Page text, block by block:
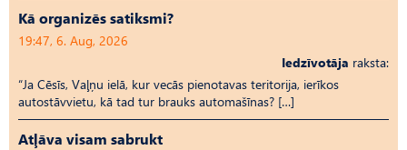
Kā organizēs satiksmi?
19:47, 6. Aug, 2026
Iedzīvotāja raksta:
“Ja Cēsīs, Vaļņu ielā, kur vecās pienotavas teritorija, ierīkos
autostāvvietu, kā tad tur brauks automašīnas? […]
Atļāva visam sabrukt